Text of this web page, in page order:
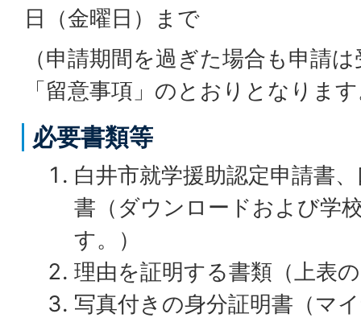
日（金曜日）まで
（申請期間を過ぎた場合も申請
「留意事項」のとおりとなりま
必要書類等
白井市就学援助認定申請書
書（ダウンロードおよび学
す。）
理由を証明する書類（上表
写真付きの身分証明書（マ